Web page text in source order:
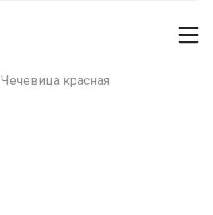
Чечевица красная